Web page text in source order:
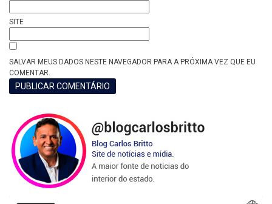
SITE
SALVAR MEUS DADOS NESTE NAVEGADOR PARA A PRÓXIMA VEZ QUE EU
COMENTAR.